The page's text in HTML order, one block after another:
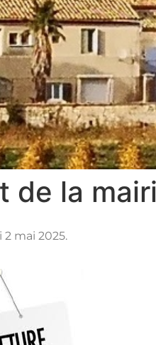
de la
mai 2025.